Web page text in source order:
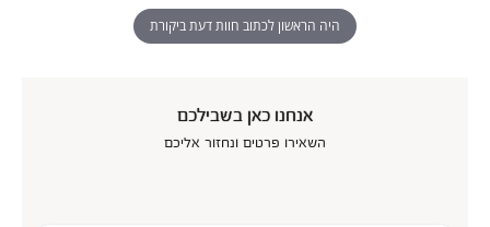
היה הראשון לכתוב חוות דעת ביקורת
אנחנו כאן בשבילכם
השאירו פרטים ונחזור אליכם